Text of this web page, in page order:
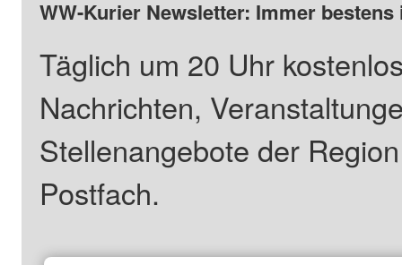
WW-Kurier Newsletter: Immer
Täglich um 20 Uhr
Nachrichten,
Stellenangebote der
Postfach.